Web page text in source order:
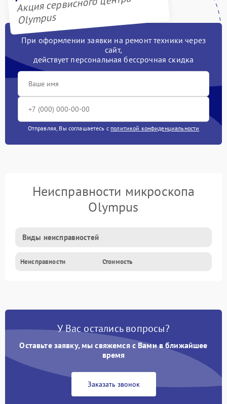
Olympus
При оформлении заявки на ремонт техники через
сайт,
действует персональная бессрочная скидка
Отправляя, Вы соглашаетесь с политикой конфиденциальности
Неисправности микроскопа
Olympus
Виды неисправностей
Неисправности Стоимость
У Вас остались вопросы?
Оставьте заявку, мы свяжемся с Вами в ближайшее
время
Заказать звонок